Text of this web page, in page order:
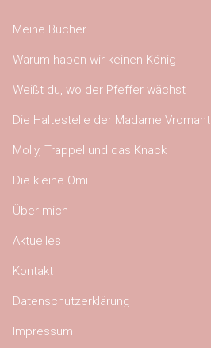
Meine Bücher
Warum haben wir keinen König
Weißt du, wo der Pfeffer wächst
Die Haltestelle der Madame Vromant
Molly, Trappel und das Knack
Die kleine Omi
Über mich
Aktuelles
Kontakt
Datenschutzerklärung
Impressum